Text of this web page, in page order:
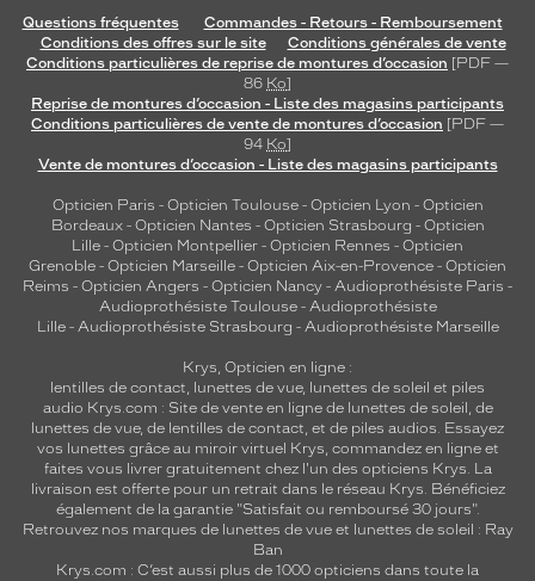
Questions fréquentes
Commandes - Retours - Remboursement
Conditions des offres sur le site
Conditions générales de vente
Conditions particulières de reprise de montures d’occasion [PDF —
86 Ko]
Reprise de montures d’occasion - Liste des magasins participants
Conditions particulières de vente de montures d’occasion [PDF —
94 Ko]
Vente de montures d’occasion - Liste des magasins participants
Opticien Paris - Opticien Toulouse- Opticien Lyon - Opticien
Bordeaux- Opticien Nantes - Opticien Strasbourg - Opticien
Lille - Opticien Montpellier - Opticien Rennes - Opticien
Grenoble - Opticien Marseille - Opticien Aix-en-Provence - Opticien
Reims - Opticien Angers - Opticien Nancy - Audioprothésiste Paris -
Audioprothésiste Toulouse- Audioprothésiste
Lille- Audioprothésiste Strasbourg - Audioprothésiste Marseille
Krys, Opticien en ligne :
lentilles de contact, lunettes de vue, lunettes de soleil et piles
audio Krys.com : Site de vente en ligne de lunettes de soleil, de
lunettes de vue, de lentilles de contact, et de piles audios. Essayez
vos lunettes grâce au miroir virtuel Krys, commandez en ligne et
faites vous livrer gratuitement chez l'un des opticiens Krys. La
livraison est offerte pour un retrait dans le réseau Krys. Bénéficiez
également de la garantie "Satisfait ou remboursé 30 jours".
Retrouvez nos marques de lunettes de vue et lunettes de soleil : Ray
Ban
Krys.com : C’est aussi plus de 1000 opticiens dans toute la